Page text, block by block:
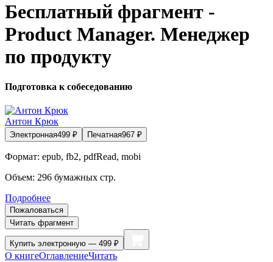
Бесплатный фрагмент -
Product Manager. Менеджер
по продукту
Подготовка к собеседованию
Антон Крюк
Электронная499 ₽ Печатная967 ₽
Формат: epub, fb2, pdfRead, mobi
Объем: 296 бумажных стр.
Подробнее
Пожаловаться
Читать фрагмент
Купить электронную — 499 ₽
О книгеОглавлениеЧитать